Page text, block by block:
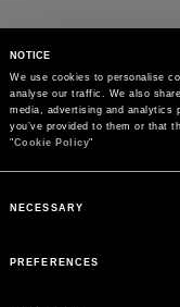
NOTICE
We use cookies to personalise
analyse our traffic. We also
media, advertising and analytics
you’ve provided to them or that
"Cookie Policy"
Selection
NECESSARY
PREFERENCES